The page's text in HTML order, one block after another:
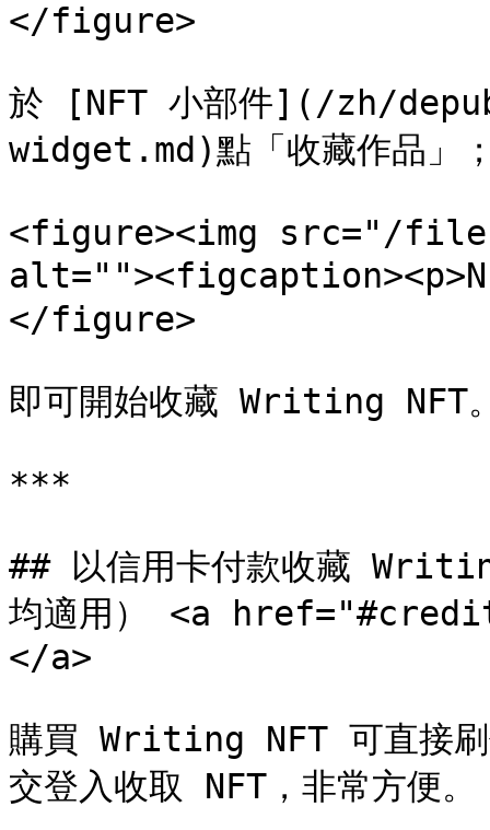
</figure>
於 [NFT 小部件](/zh/
widget.md)點「收藏作品」
<figure><img src="/files/
</figure>
即可開始收藏 Writing NFT
***
## 以信用卡付款收藏
均適用） <a
</a>
購買 Writing NFT 可直接刷
交登入收取 NFT，非常方便。